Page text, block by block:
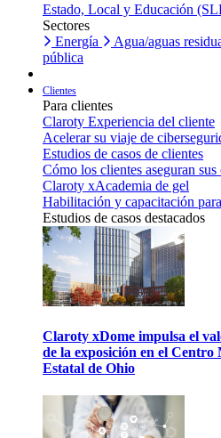
Estado, Local y Educación
Sectores
Energía
Agua/aguas
pública
Clientes
Para clientes
Claroty Experiencia del cliente
Acelerar su viaje de
Estudios de casos de clientes
Cómo los clientes aseguran
Claroty xAcademia de gel
Habilitación y capacitación
Estudios de casos destacados
Claroty xDome impulsa el
de la exposición en el
Estatal de Ohio